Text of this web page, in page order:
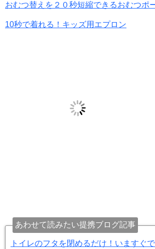
おむつ替えを２０秒短縮できるおむつポ
10秒で着れる！キッズ用エプロン
あわせて読みたい提携ブログ記事
トイレのフタを閉めるだけ！いますぐ